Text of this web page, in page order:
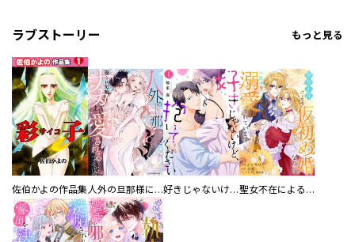
ラブストーリー もっと見る
佐伯かよの作品集 人外の旦那様に娶られ毎晩ナカまで愛される…。アンソロジー 好きじゃないけど、抱いてください【電子単行本版／特典おまけ付き】 聖女不在による仮初め婚なのに、不器用な王太子に溺愛されています【電子単行本版／特典おまけ付き】